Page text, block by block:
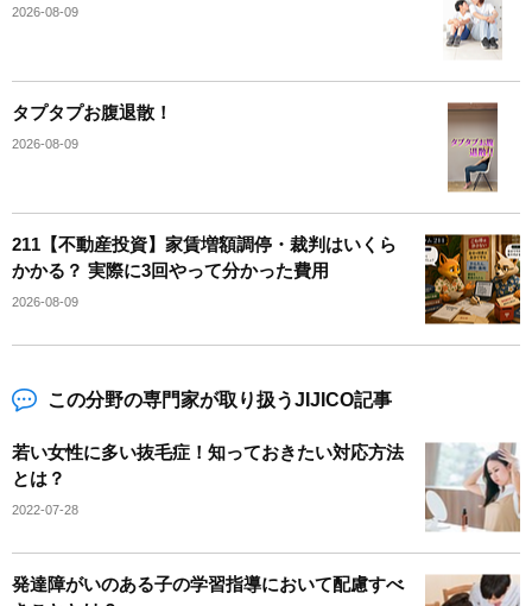
2026-08-09
タプタプお腹退散！
2026-08-09
211【不動産投資】家賃増額調停・裁判はいくら
かかる？ 実際に3回やって分かった費用
2026-08-09
この分野の専門家が取り扱うJIJICO記事
若い女性に多い抜毛症！知っておきたい対応方法
とは？
2022-07-28
発達障がいのある子の学習指導において配慮すべ